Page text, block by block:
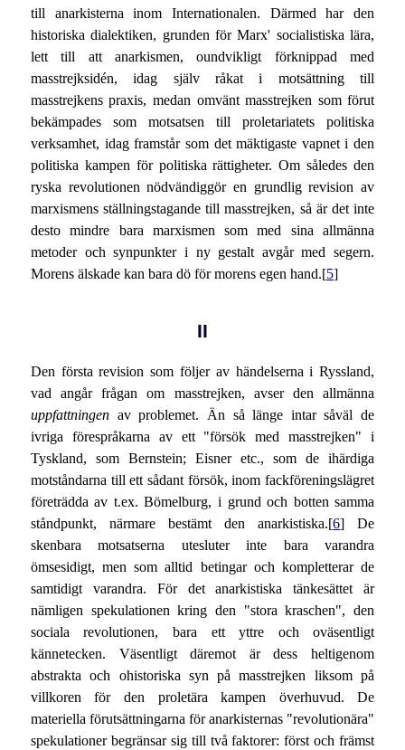
till anarkisterna inom Internationalen. Därmed har den
historiska dialektiken, grunden för Marx' socialistiska lära,
lett till att anarkismen, oundvikligt förknippad med
masstrejksidén, idag själv råkat i motsättning till
masstrejkens praxis, medan omvänt masstrejken som förut
bekämpades som motsatsen till proletariatets politiska
verksamhet, idag framstår som det mäktigaste vapnet i den
politiska kampen för politiska rättigheter. Om således den
ryska revolutionen nödvändiggör en grundlig revision av
marxismens ställningstagande till masstrejken, så är det inte
desto mindre bara marxismen som med sina allmänna
metoder och synpunkter i ny gestalt avgår med segern.
Morens älskade kan bara dö för morens egen hand.[5]
II
Den första revision som följer av händelserna i Ryssland,
vad angår frågan om masstrejken, avser den allmänna
uppfattningenav problemet. Än så länge intar såväl de
ivriga förespråkarna av ett "försök med masstrejken" i
Tyskland, som Bernstein; Eisner etc., som de ihärdiga
motståndarna till ett sådant försök, inom fackföreningslägret
företrädda av t.ex. Bömelburg, i grund och botten samma
ståndpunkt, närmare bestämt den anarkistiska.[6] De
skenbara motsatserna utesluter inte bara varandra
ömsesidigt, men som alltid betingar och kompletterar de
samtidigt varandra. För det anarkistiska tänkesättet är
nämligen spekulationen kring den "stora kraschen", den
sociala revolutionen, bara ett yttre och oväsentligt
kännetecken. Väsentligt däremot är dess heltigenom
abstrakta och ohistoriska syn på masstrejken liksom på
villkoren för den proletära kampen överhuvud. De
materiella förutsättningarna för anarkisternas "revolutionära"
spekulationer begränsar sig till två faktorer: först och främst